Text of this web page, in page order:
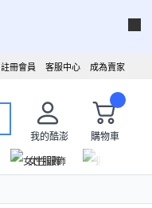
成為賣家
客服中心
註冊會員
我的酷澎
購物車
女性服飾